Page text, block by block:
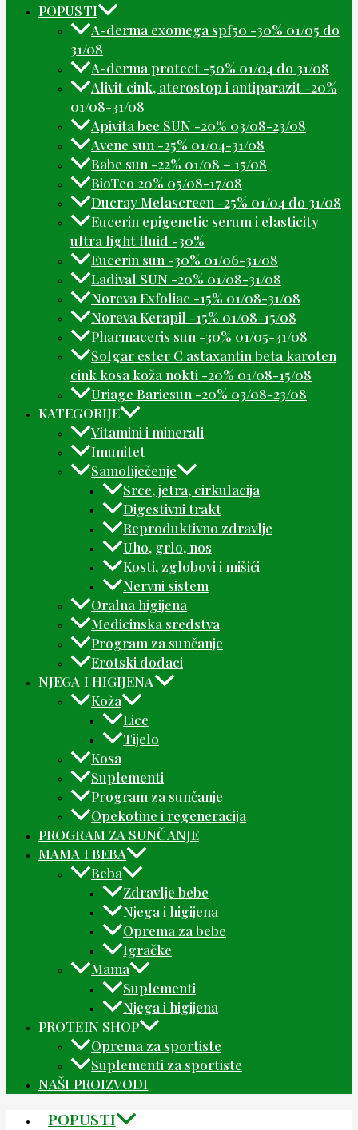
POPUSTI
A-derma exomega spf50 -30% 01/05 do
31/08
A-derma protect -50% 01/04 do 31/08
Alivit cink, aterostop i antiparazit -20%
01/08-31/08
Apivita bee SUN -20% 03/08-23/08
Avene sun -25% 01/04-31/08
Babe sun -22% 01/08 – 15/08
BioTeo 20% 05/08-17/08
Ducray Melascreen -25% 01/04 do 31/08
Eucerin epigenetic serum i elasticity
ultra light fluid -30%
Eucerin sun -30% 01/06-31/08
Ladival SUN -20% 01/08-31/08
Noreva Exfoliac -15% 01/08-31/08
Noreva Kerapil -15% 01/08-15/08
Pharmaceris sun -30% 01/05-31/08
Solgar ester C astaxantin beta karoten
cink kosa koža nokti -20% 01/08-15/08
Uriage Bariesun -20% 03/08-23/08
KATEGORIJE
Vitamini i minerali
Imunitet
Samoliječenje
Srce, jetra, cirkulacija
Digestivni trakt
Reproduktivno zdravlje
Uho, grlo, nos
Kosti, zglobovi i mišići
Nervni sistem
Oralna higijena
Medicinska sredstva
Program za sunčanje
Erotski dodaci
NJEGA I HIGIJENA
Koža
Lice
Tijelo
Kosa
Suplementi
Program za sunčanje
Opekotine i regeneracija
PROGRAM ZA SUNČANJE
MAMA I BEBA
Beba
Zdravlje bebe
Njega i higijena
Oprema za bebe
Igračke
Mama
Suplementi
Njega i higijena
PROTEIN SHOP
Oprema za sportiste
Suplementi za sportiste
NAŠI PROIZVODI
POPUSTI